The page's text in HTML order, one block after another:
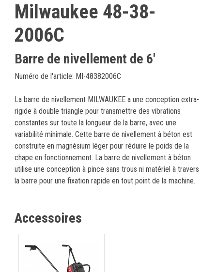
Milwaukee 48-38-
2006C
Barre de nivellement de 6'
Numéro de l'article: MI-48382006C
La barre de nivellement MILWAUKEE a une conception extra-
rigide à double triangle pour transmettre des vibrations
constantes sur toute la longueur de la barre, avec une
variabilité minimale. Cette barre de nivellement à béton est
construite en magnésium léger pour réduire le poids de la
chape en fonctionnement. La barre de nivellement à béton
utilise une conception à pince sans trous ni matériel à travers
la barre pour une fixation rapide en tout point de la machine.
Accessoires